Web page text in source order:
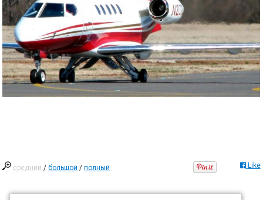
средний /большой /полный Like